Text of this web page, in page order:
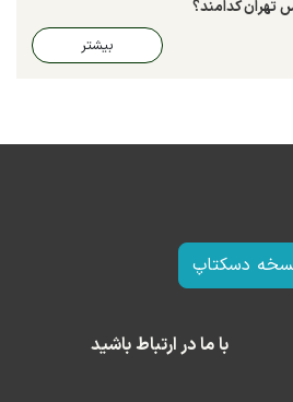
بیشتر
دسکتاپ
با ما در ارتباط باشید